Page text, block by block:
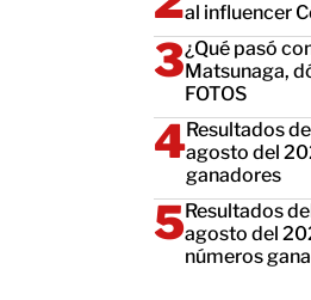
al influencer
¿Qué pasó
Matsunaga,
FOTOS
Resultados
agosto del
ganadores
Resultados
agosto del
números